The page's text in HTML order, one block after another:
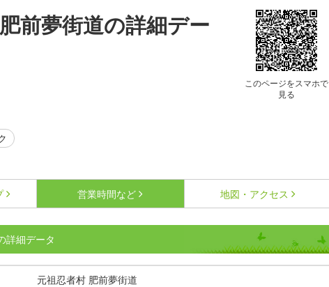
前夢街道の詳細デー
このページをスマホで
見る
営業時間など 地図・アクセス
詳細データ
元祖忍者村 肥前夢街道